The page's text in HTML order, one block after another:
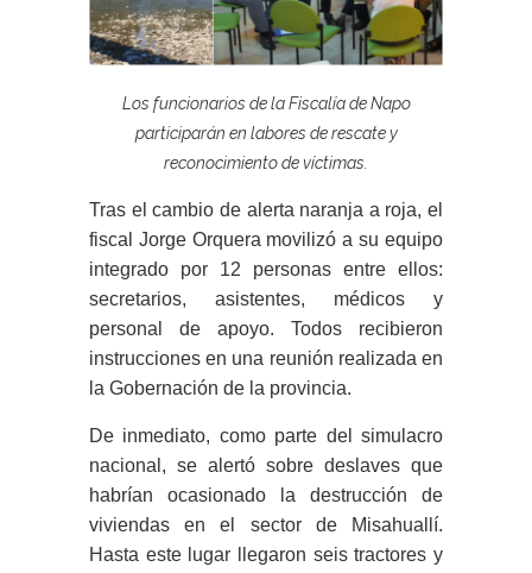
Los funcionarios de la Fiscalía de Napo
participarán en labores de rescate y
reconocimiento de víctimas.
Tras el cambio de alerta naranja a roja, el
fiscal Jorge Orquera movilizó a su equipo
integrado por 12 personas entre ellos:
secretarios, asistentes, médicos y
personal de apoyo. Todos recibieron
instrucciones en una reunión realizada en
la Gobernación de la provincia.
De inmediato, como parte del simulacro
nacional, se alertó sobre deslaves que
habrían ocasionado la destrucción de
viviendas en el sector de Misahuallí.
Hasta este lugar llegaron seis tractores y